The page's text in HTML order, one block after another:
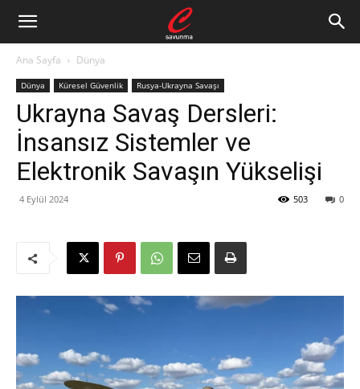
Ana Sayfa Dünya
Dünya Küresel Güvenlik Rusya-Ukrayna Savaşı
Ukrayna Savaş Dersleri:
İnsansız Sistemler ve
Elektronik Savaşın Yükselişi
4 Eylül 2024 0
503